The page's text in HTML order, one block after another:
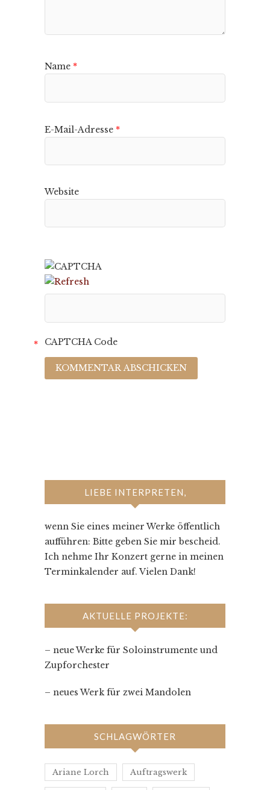
Name *
E-Mail-Adresse *
Website
CAPTCHA Code
*
LIEBE INTERPRETEN,
wenn Sie eines meiner Werke öffentlich
aufführen: Bitte geben Sie mir bescheid.
Ich nehme Ihr Konzert gerne in meinen
Terminkalender auf. Vielen Dank!
AKTUELLE PROJEKTE:
– neue Werke für Soloinstrumente und
Zupforchester
– neues Werk für zwei Mandolen
SCHLAGWÖRTER
Ariane Lorch Auftragswerk